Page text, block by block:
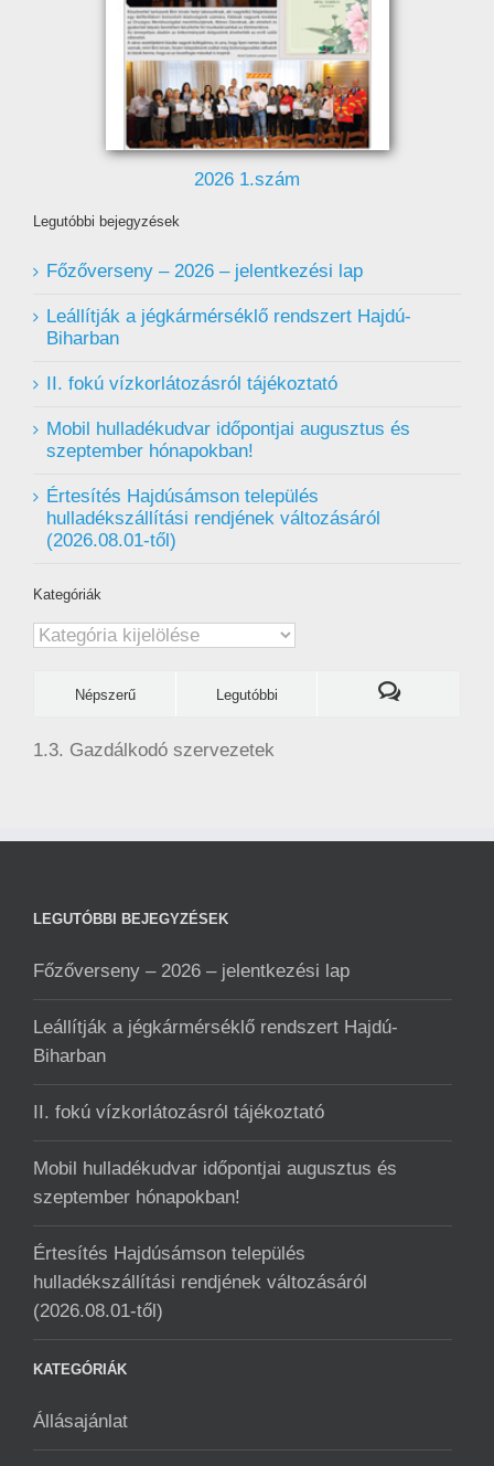
2026 1.szám
Legutóbbi bejegyzések
Főzőverseny – 2026 – jelentkezési lap
Leállítják a jégkármérséklő rendszert Hajdú-
Biharban
II. fokú vízkorlátozásról tájékoztató
Mobil hulladékudvar ️időpontjai augusztus és
szeptember hónapokban!
Értesítés Hajdúsámson település
hulladékszállítási rendjének változásáról
(2026.08.01-től)
Kategóriák
Kategóriák
Népszerű Legutóbbi
1.3. Gazdálkodó szervezetek
LEGUTÓBBI BEJEGYZÉSEK
Főzőverseny – 2026 – jelentkezési lap
Leállítják a jégkármérséklő rendszert Hajdú-
Biharban
II. fokú vízkorlátozásról tájékoztató
Mobil hulladékudvar ️időpontjai augusztus és
szeptember hónapokban!
Értesítés Hajdúsámson település
hulladékszállítási rendjének változásáról
(2026.08.01-től)
KATEGÓRIÁK
Állásajánlat